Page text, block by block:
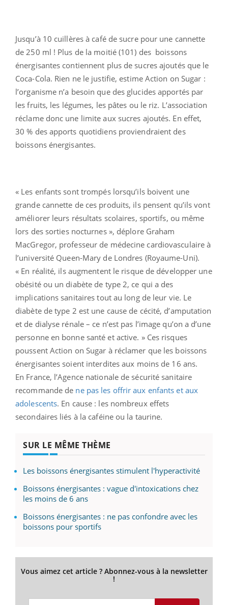
Jusqu’à 10 cuillères à café de sucre pour une cannette
de 250 ml ! Plus de la moitié (101) des boissons
énergisantes contiennent plus de sucres ajoutés que le
Coca-Cola. Rien ne le justifie, estime Action on Sugar :
l’organisme n’a besoin que des glucides apportés par
les fruits, les légumes, les pâtes ou le riz. L’association
réclame donc une limite aux sucres ajoutés. En effet,
30 % des apports quotidiens proviendraient des
boissons énergisantes.
« Les enfants sont trompés lorsqu’ils boivent une
grande cannette de ces produits, ils pensent qu’ils vont
améliorer leurs résultats scolaires, sportifs, ou même
lors des sorties nocturnes », déplore Graham
MacGregor, professeur de médecine cardiovasculaire à
l’université Queen-Mary de Londres (Royaume-Uni).
« En réalité, ils augmentent le risque de développer une
obésité ou un diabète de type 2, ce qui a des
implications sanitaires tout au long de leur vie. Le
diabète de type 2 est une cause de cécité, d’amputation
et de dialyse rénale – ce n’est pas l’image qu’on a d’une
personne en bonne santé et active. » Ces risques
poussent Action on Sugar à réclamer que les boissons
énergisantes soient interdites aux moins de 16 ans.
En France, l’Agence nationale de sécurité sanitaire
recommande de ne pas les offrir aux enfants et aux
adolescents. En cause : les nombreux effets
secondaires liés à la caféine ou la taurine.
SUR LE MÊME THÈME
Les boissons énergisantes stimulent l'hyperactivité
Boissons énergisantes : vague d'intoxications chez
les moins de 6 ans
Boissons énergisantes : ne pas confondre avec les
boissons pour sportifs
Vous aimez cet article ? Abonnez-vous à la newsletter
!